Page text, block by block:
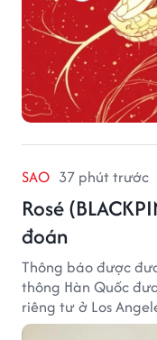
SAO 37 phút trước
Rosé
đoán
Thông báo được
thông Hàn Quốc
riêng tư ở Los